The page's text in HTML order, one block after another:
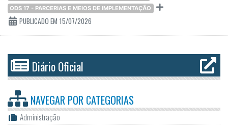
ODS 17 - PARCERIAS E MEIOS DE IMPLEMENTAÇÃO
PUBLICADO EM 15/07/2026
Diário Oficial
NAVEGAR POR CATEGORIAS
Administração